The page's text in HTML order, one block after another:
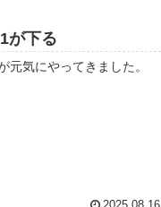
が下る
元気にやってきました。